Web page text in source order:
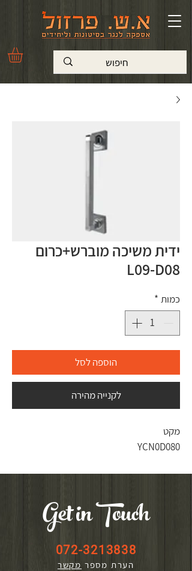
ידית משיכה מוברש+כרום
L09-D08
כמות *
הוספה לסל
לקנייה מהירה
מקט
YCN0D080
Get in Touch
072-3213838
הערת מספר מקשר